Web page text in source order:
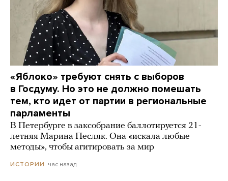
«Яблоко» требуют снять с выборов
в Госдуму. Но это не должно помешать
тем, кто идет от партии в региональные
парламенты
В Петербурге в заксобрание баллотируется 21-
летняя Марина Песляк. Она «искала любые
методы», чтобы агитировать за мир
ИСТОРИИ час назад